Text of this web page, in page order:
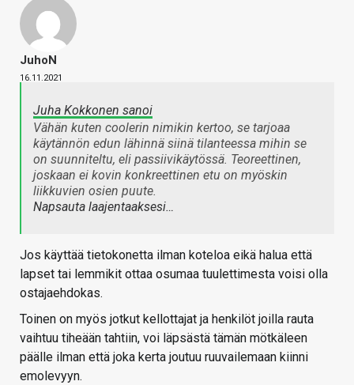
JuhoN
16.11.2021
Juha Kokkonen sanoi
Vähän kuten coolerin nimikin kertoo, se tarjoaa
käytännön edun lähinnä siinä tilanteessa mihin se
on suunniteltu, eli passiivikäytössä. Teoreettinen,
joskaan ei kovin konkreettinen etu on myöskin
liikkuvien osien puute.
Napsauta laajentaaksesi…
Jos käyttää tietokonetta ilman koteloa eikä halua että
lapset tai lemmikit ottaa osumaa tuulettimesta voisi olla
ostajaehdokas.
Toinen on myös jotkut kellottajat ja henkilöt joilla rauta
vaihtuu tiheään tahtiin, voi läpsästä tämän mötkäleen
päälle ilman että joka kerta joutuu ruuvailemaan kiinni
emolevyyn.